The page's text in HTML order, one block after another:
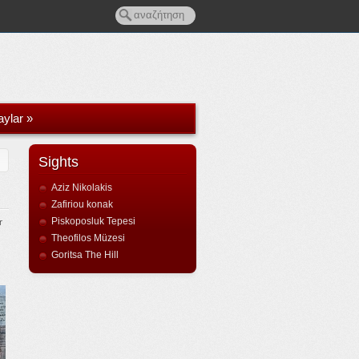
»
Sights
Aziz Nikolakis
Zafiriou konak
Piskoposluk Tepesi
Theofilos Müzesi
Goritsa The Hill